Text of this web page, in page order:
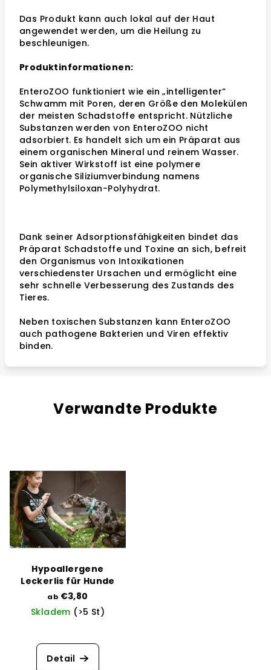
Das Produkt kann auch lokal auf der Haut
angewendet werden, um die Heilung zu
beschleunigen.
Produktinformationen:
EnteroZOO funktioniert wie ein „intelligenter“
Schwamm mit Poren, deren Größe den Molekülen
der meisten Schadstoffe entspricht. Nützliche
Substanzen werden von EnteroZOO nicht
adsorbiert. Es handelt sich um ein Präparat aus
einem organischen Mineral und reinem Wasser.
Sein aktiver Wirkstoff ist eine polymere
organische Siliziumverbindung namens
Polymethylsiloxan-Polyhydrat.
Dank seiner Adsorptionsfähigkeiten bindet das
Präparat Schadstoffe und Toxine an sich, befreit
den Organismus von Intoxikationen
verschiedenster Ursachen und ermöglicht eine
sehr schnelle Verbesserung des Zustands des
Tieres.
Neben toxischen Substanzen kann EnteroZOO
auch pathogene Bakterien und Viren effektiv
binden.
Verwandte Produkte
Hypoallergene
Leckerlis für Hunde
ab €3,80
Skladem (>5 St)
Detail